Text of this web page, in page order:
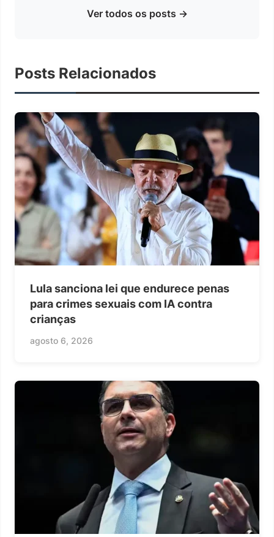
Ver todos os posts →
Posts Relacionados
Lula sanciona lei que endurece penas
para crimes sexuais com IA contra
crianças
agosto 6, 2026